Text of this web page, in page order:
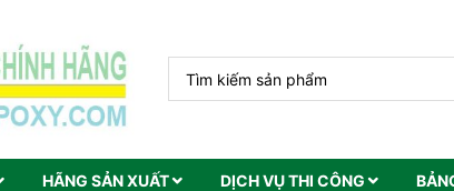
HÃNG SẢN XUẤT DỊCH VỤ THI CÔNG